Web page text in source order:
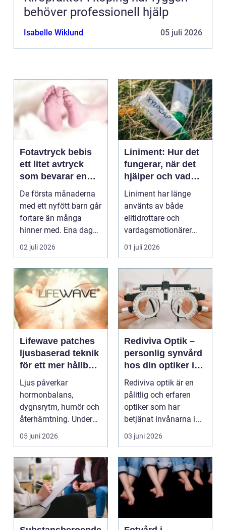
behöver professionell hjälp
Isabelle Wiklund 05 juli 2026
Fotavtryck bebis
ett litet avtryck
som bevarar en
stor stund
De första månaderna
med ett nyfött barn går
fortare än många
hinner med. Ena dagen
ryms hela foten i...
02 juli 2026
Liniment: Hur det
fungerar, när det
hjälper och vad
man bör tänka på
Liniment har länge
använts av både
elitidrottare och
vardagsmotionärer
för...
01 juli 2026
Lifewave patches
ljusbaserad teknik
för ett mer hållbart
välbefinnande
Ljus påverkar
hormonbalans,
dygnsrytm, humör och
återhämtning. Under
senare år har en ny typ
av prod...
05 juni 2026
Rediviva Optik –
personlig synvård
hos din optiker i
Uppsala
Rediviva optik är en
pålitlig och erfaren
optiker som har
betjänat invånarna i...
03 juni 2026